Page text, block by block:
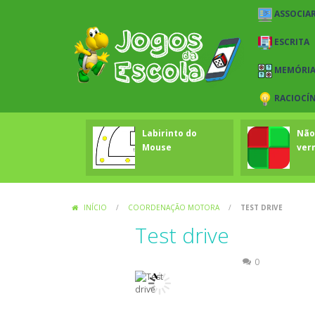
ESCRITA
MEMÓRIA
Labirinto do
Mouse
INÍCIO / COORDENAÇÃO MOTORA / TEST DRIVE
Test drive
0